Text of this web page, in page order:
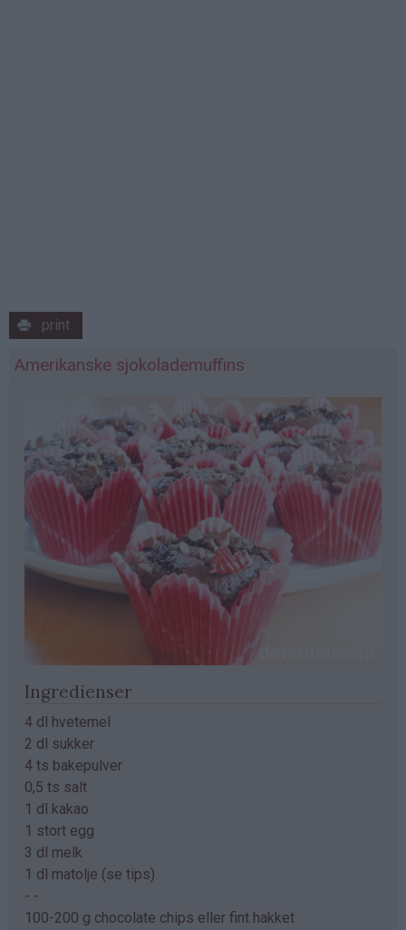
print
Amerikanske sjokolademuffins
Ingredienser
4 dl hvetemel
2 dl sukker
4 ts bakepulver
0,5 ts salt
1 dl kakao
1 stort egg
3 dl melk
1 dl matolje (se tips)
- -
100-200 g chocolate chips eller fint hakket